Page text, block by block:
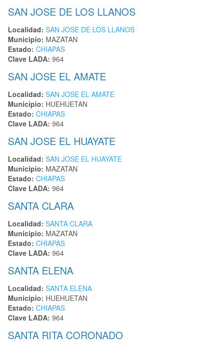
SAN JOSE DE LOS LLANOS
Localidad: SAN JOSE DE LOS LLANOS
Municipio: MAZATAN
Estado: CHIAPAS
Clave LADA: 964
SAN JOSE EL AMATE
Localidad: SAN JOSE EL AMATE
Municipio: HUEHUETAN
Estado: CHIAPAS
Clave LADA: 964
SAN JOSE EL HUAYATE
Localidad: SAN JOSE EL HUAYATE
Municipio: MAZATAN
Estado: CHIAPAS
Clave LADA: 964
SANTA CLARA
Localidad: SANTA CLARA
Municipio: MAZATAN
Estado: CHIAPAS
Clave LADA: 964
SANTA ELENA
Localidad: SANTA ELENA
Municipio: HUEHUETAN
Estado: CHIAPAS
Clave LADA: 964
SANTA RITA CORONADO